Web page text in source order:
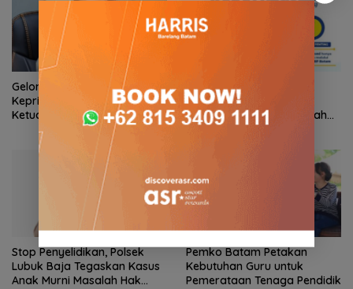
Gelombang Mundur dari PWI
Kepri Berlanjut, Socrates
Ketua Pertama Periode
2004–2008 Ikut Tinggalkan
Organisasi
BP Batam Perkuat
Transparansi Layanan
Pertanahan, Alokasi Tanah
Reguler Segera Hadir Melalui
Stop Penyelidikan, Polsek
Lubuk Baja Tegaskan Kasus
Anak Murni Masalah Hak
Pemko Batam Petakan
Kebutuhan Guru untuk
Pemerataan Tenaga Pendidik